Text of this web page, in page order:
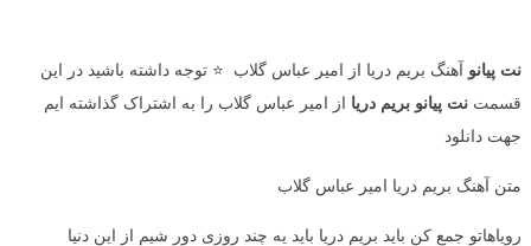
نت پیانو آهنگ بریم دریا از امیر عباس گلاب ⭐ توجه داشته باشید در این
قسمت نت پیانو بریم دریا از امیر عباس گلاب را به اشتراک گذاشته ایم
جهت دانلود
متن آهنگ بریم دریا امیر عباس گلاب
رویاهاتو جمع کن باید بریم دریا باید یه چند روزی دور شیم از این دنیا